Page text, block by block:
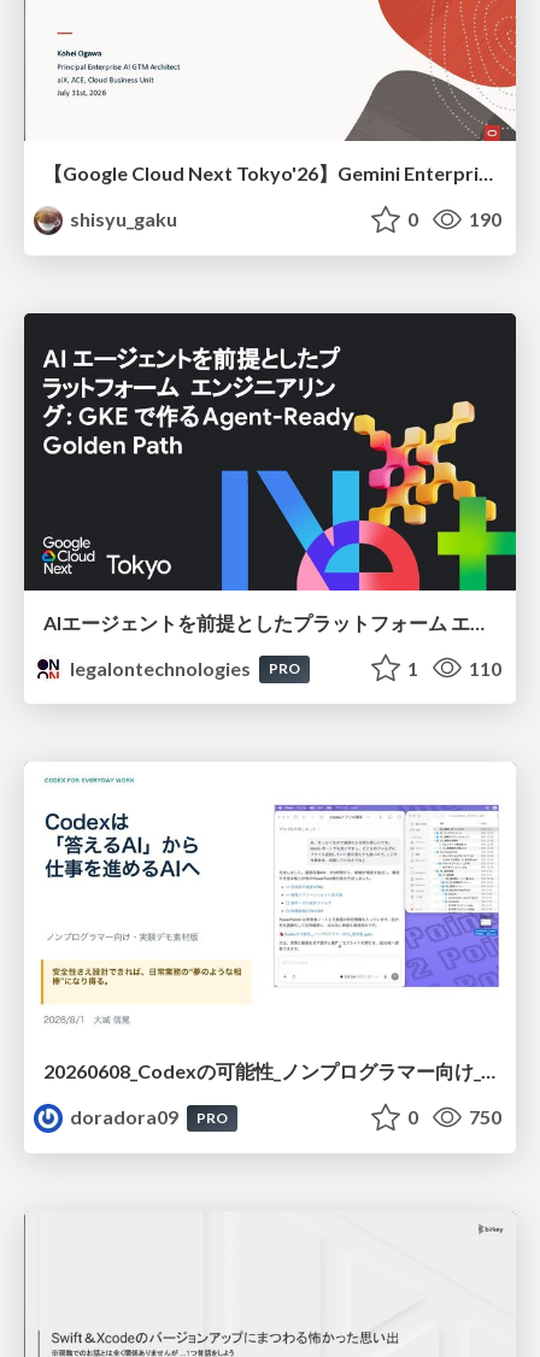
【Google Cloud Next Tokyo'26】Gemini Enterprise と Oracle AI Database で実現する、 業務データ活用を実現する AI エージェント実装
shisyu_gaku
0 190
legalontechnologies
PRO 1 110
20260608_Codexの可能性_ノンプログラマー向け_大城追記
doradora09
PRO 0 750